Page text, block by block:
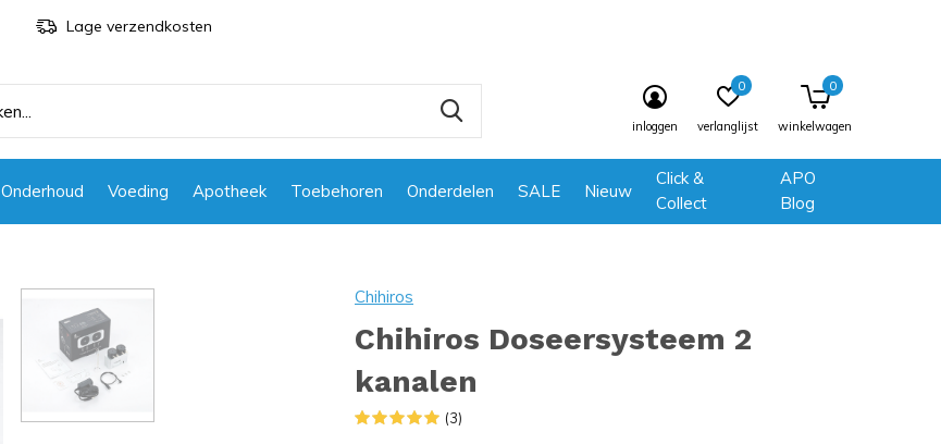
Onderhoud Voeding Apotheek Toebehoren Onderdelen SALE Nieuw
Click &
Collect
APO
Blog
inloggen verlanglijst
0
winkelwagen
0
Lage verzendkosten
Chihiros
Chihiros Doseersysteem 2
kanalen
(3)